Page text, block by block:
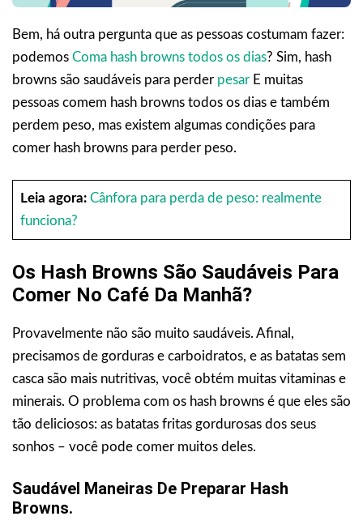
Bem, há outra pergunta que as pessoas costumam fazer:
podemos Coma hash browns todos os dias? Sim, hash
browns são saudáveis para perder pesar E muitas
pessoas comem hash browns todos os dias e também
perdem peso, mas existem algumas condições para
comer hash browns para perder peso.
Leia agora: Cânfora para perda de peso: realmente
funciona?
Os Hash Browns São Saudáveis Para
Comer No Café Da Manhã?
Provavelmente não são muito saudáveis. Afinal,
precisamos de gorduras e carboidratos, e as batatas sem
casca são mais nutritivas, você obtém muitas vitaminas e
minerais. O problema com os hash browns é que eles são
tão deliciosos: as batatas fritas gordurosas dos seus
sonhos – você pode comer muitos deles.
Saudável‍‌‍‍‌ Maneiras De Preparar Hash
Browns.